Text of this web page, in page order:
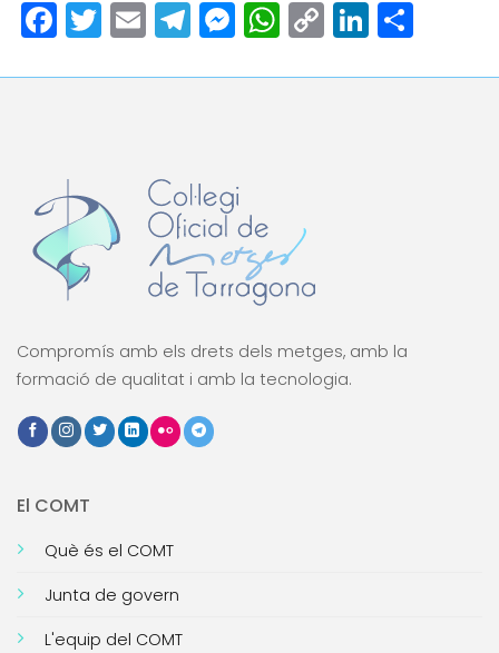
Facebook
Twitter
EmailTelegram
Messenger
WhatsApp
Copy
Link
Compromís amb els drets dels metges, amb la
formació de qualitat i amb la tecnologia.
El COMT
Què és el COMT
Junta de govern
L'equip del COMT